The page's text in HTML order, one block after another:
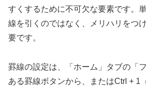
すくするために不可欠な要素です。
線を引くのではなく、メリハリをつ
要です。
罫線の設定は、「ホーム」タブの「
ある罫線ボタンから、またはCtrl + 1